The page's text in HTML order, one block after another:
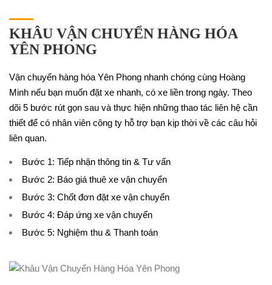
KHÂU VẬN CHUYỂN HÀNG HÓA
YÊN PHONG
Vận chuyển hàng hóa Yên Phong nhanh chóng cùng Hoàng
Minh nếu bạn muốn đặt xe nhanh, có xe liền trong ngày. Theo
dõi 5 bước rút gọn sau và thực hiện những thao tác liên hệ cần
thiết để có nhân viên công ty hỗ trợ bạn kịp thời về các câu hỏi
liên quan.
Bước 1: Tiếp nhận thông tin & Tư vấn
Bước 2: Báo giá thuê xe vận chuyển
Bước 3: Chốt đơn đặt xe vận chuyển
Bước 4: Đáp ứng xe vận chuyển
Bước 5: Nghiệm thu & Thanh toán